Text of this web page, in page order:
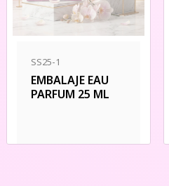
SS25-1
EMBALAJE EAU
PARFUM 25 ML